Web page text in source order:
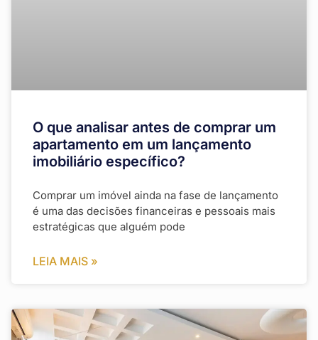
O que analisar antes de comprar um
apartamento em um lançamento
imobiliário específico?
Comprar um imóvel ainda na fase de lançamento
é uma das decisões financeiras e pessoais mais
estratégicas que alguém pode
LEIA MAIS »